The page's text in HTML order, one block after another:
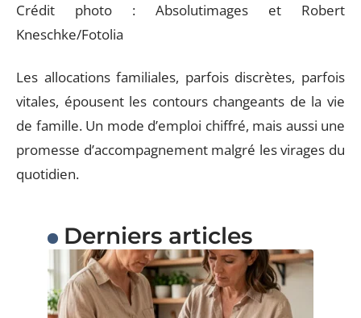
Crédit photo : Absolutimages et Robert
Kneschke/Fotolia
Les allocations familiales, parfois discrètes, parfois
vitales, épousent les contours changeants de la vie
de famille. Un mode d’emploi chiffré, mais aussi une
promesse d’accompagnement malgré les virages du
quotidien.
Derniers articles